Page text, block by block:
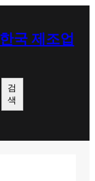
국 제조업
검
색